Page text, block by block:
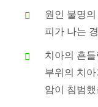
원인 불명
피가 나는
치아의 흔
부위의 치
암이 침범